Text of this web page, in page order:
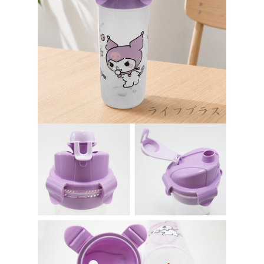
https://aftee.tw/terms/#terms3
３．未成年的使用者請事先徵得法定代理人或監護人之同意方可使用
「AFTEE先享後付」，若未經同意申辦者引起之損失，本公司不負相關責
４．使用「AFTEE先享後付」時，將依據個別帳號之用戶狀況，依本公司即
時審查核予不同之上限額度；若仍有額度不足之情形，本公司將視審查結果
５．嚴禁一人註冊多個帳號或使用他人資訊註冊。若發現惡意使用之情形，
恩沛科技股份有限公司將有權停止該用戶之使用額度並採取法律行動。
付款後7-11取貨
每筆NT$60，滿NT$490(含以上)免運費
本島宅配1~2天後到
每筆NT$80，滿NT$490(含以上)免運費
每筆NT$150，滿NT$3,000(含以上)免運費